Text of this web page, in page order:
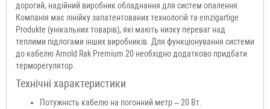
дорогий, надійний виробник обладнання для систем опалення.
Компанія має лінійку запатентованих технологій та einzigartige
Produkte (унікальних товарів), які мають низку переваг над
теплими підлогами інших виробників. Для функціонування системи
до кабелю Arnold Rak Premium 20 необхідно додатково придбати
терморегулятор.
Технічні характеристики
Потужність кабелю на погонний метр – 20 Вт.